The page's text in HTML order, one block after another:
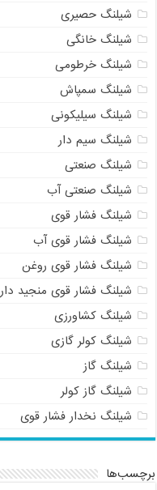
شیلنگ حصیری
شیلنگ خانگی
شیلنگ خرطومی
شیلنگ سمپاش
شیلنگ سیلیکونی
شیلنگ سیم دار
شیلنگ صنعتی
شیلنگ صنعتی آب
شیلنگ فشار قوی
شیلنگ فشار قوی آب
شیلنگ فشار قوی روغن
شیلنگ فشار قوی منجید دار
شیلنگ کشاورزی
شیلنگ کولر گازی
شیلنگ گاز
شیلنگ گاز کولر
شیلنگ نخدار فشار قوی
برچسب‌ها